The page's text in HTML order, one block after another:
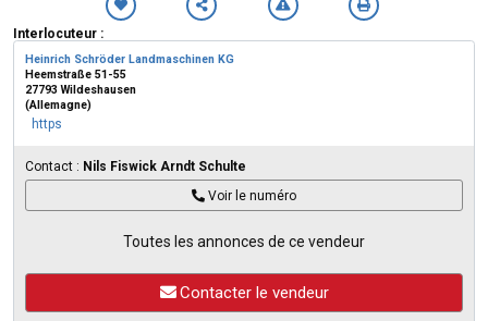
Interlocuteur :
Heinrich Schröder Landmaschinen KG
Heemstraße 51-55
27793 Wildeshausen
(Allemagne)
https
Contact : Nils Fiswick Arndt Schulte
Voir le numéro
Toutes les annonces de ce vendeur
Contacter le vendeur